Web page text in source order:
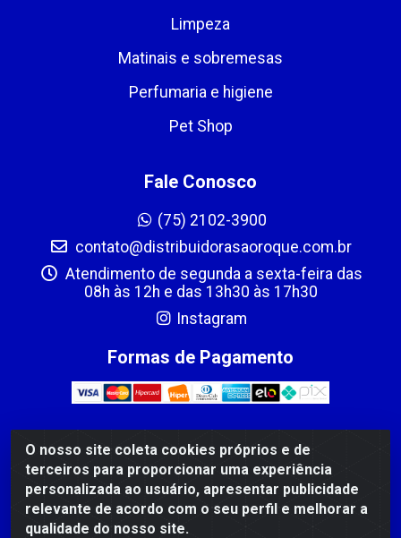
O nosso site coleta cookies próprios e de
terceiros para proporcionar uma experiência
personalizada ao usuário, apresentar publicidade
relevante de acordo com o seu perfil e melhorar a
qualidade do nosso site.
Limpeza
Matinais e sobremesas
Perfumaria e higiene
Pet Shop
Fale Conosco
(75) 2102-3900
contato@distribuidorasaoroque.com.br
Atendimento de segunda a sexta-feira das
08h às 12h e das 13h30 às 17h30
Instagram
Formas de Pagamento
DIST DE PROD ALIM SÃO ROQUE LTDA - AVENIDA
PROBAHIA, 501 - TOMBA - CIS, FEIRA DE SANTANA /BA
- CEP: 44.092-400 - CNPJ 03.705.630/0003-11